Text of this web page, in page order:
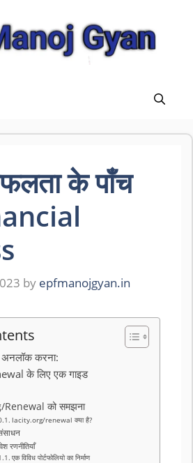
के पाँच
by epfmanojgyan.in
अनलॉक करना:
के लिए एक गाइड
को समझना
lacity.org/renewal क्या है?
रणनीतियाँ
एक विविध पोर्टफोलियो का निर्माण